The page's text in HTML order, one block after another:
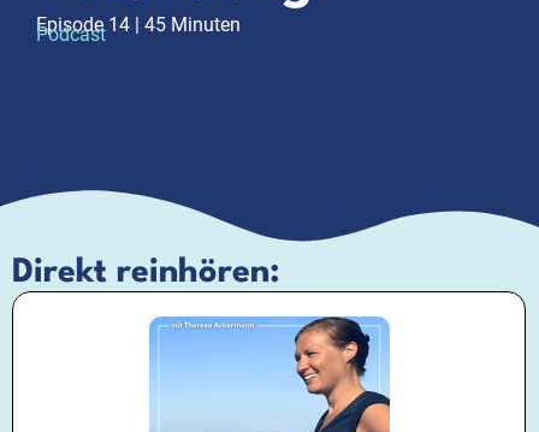
Episode 14 | 45 Minuten
Podcast
Direkt reinhören: